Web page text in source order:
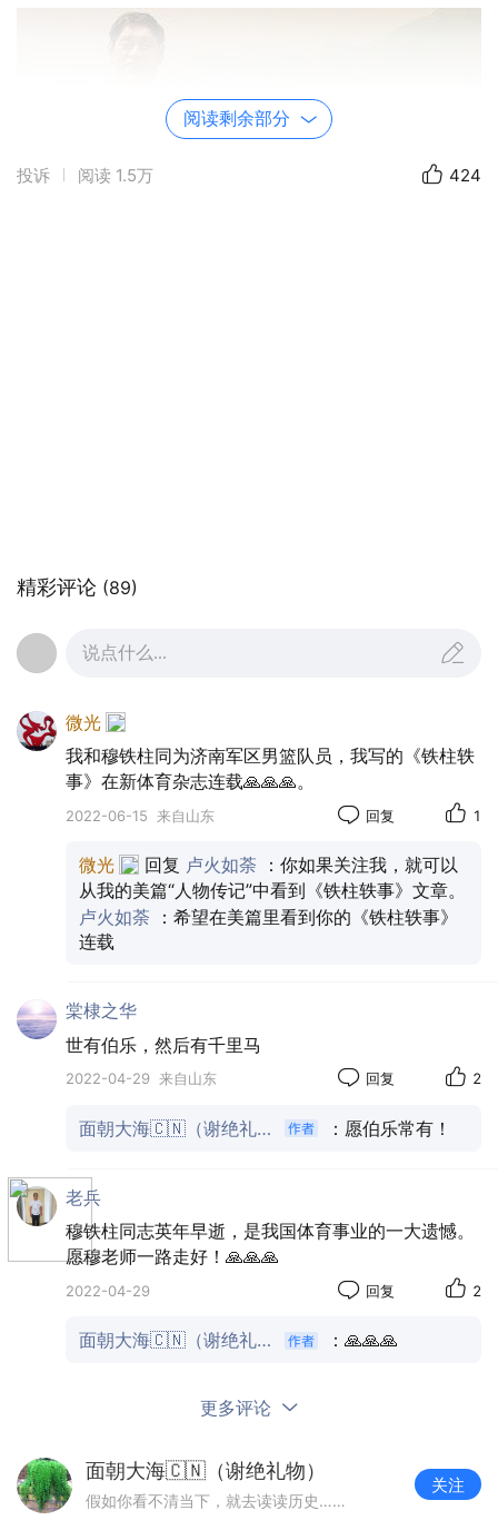
颠沛流离的童年生活
贫苦人家中。
幼时家境贫寒，经常过着流浪乞讨的生活。
垮了房屋，一家人不得已辗转来到了山西。
全家忍饥挨饿挤在一间破败的窑洞里，屋顶摇摇欲
坠，仿佛随时都能将他们的困苦全部埋入土中。
后来，一家人又来到了遥远的新疆，好在新疆当时
的生活环境要好过老家，便在此地定居，生活也勉
在新疆开始稳定生活后，穆铁柱的身高也开始显露
出“不凡”。受生活条件限制，当时人们的身高体型普
阅读剩余部分
投诉 阅读 1.5万 424
精彩评论 (89)
说点什么...
微光
我和穆铁柱同为济南军区男篮队员，我写的《铁柱轶
事》在新体育杂志连载🙏🙏🙏。
2022-06-15 来自山东 回复 1
微光 回复 卢火如荼
：你如果关注我，就可以
从我的美篇“人物传记”中看到《铁柱轶事》文章。
卢火如荼
：希望在美篇里看到你的《铁柱轶事》
连载
棠棣之华
世有伯乐，然后有千里马
2022-04-29 来自山东 回复 2
面朝大海🇨🇳（谢绝礼物） ：愿伯乐常有！
老兵
穆铁柱同志英年早逝，是我国体育事业的一大遗憾。
愿穆老师一路走好！🙏🙏🙏
2022-04-29 回复 2
面朝大海🇨🇳（谢绝礼物） ：🙏🙏🙏
更多评论
面朝大海🇨🇳（谢绝礼物）
假如你看不清当下，就去读读历史……
关注